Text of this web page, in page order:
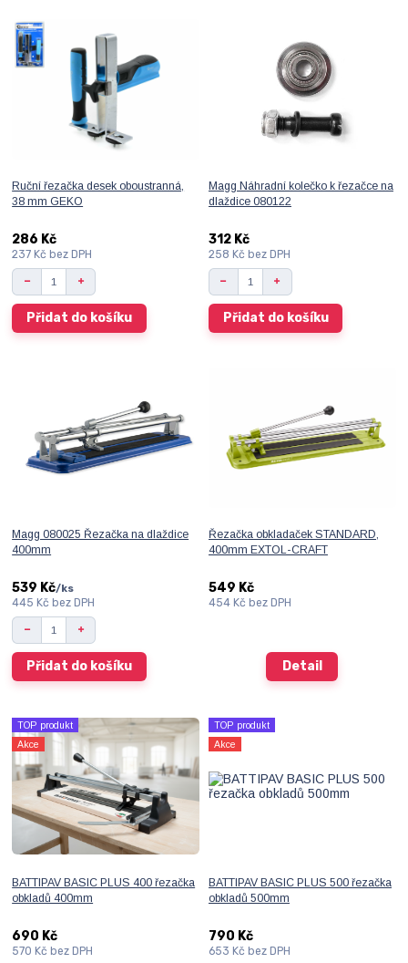
Ruční řezačka desek oboustranná,
38 mm GEKO
286 Kč
237 Kčbez DPH
Přidat do košíku
Magg Náhradní kolečko k řezačce na
dlaždice 080122
312 Kč
258 Kč bez DPH
Přidat do košíku
Magg 080025 Řezačka na dlaždice
400mm
539 Kč/ks
445 Kčbez DPH
Přidat do košíku
Řezačka obkladaček STANDARD,
400mm EXTOL-CRAFT
549 Kč
454 Kč bez DPH
Detail
TOP produkt
Akce
BATTIPAV BASIC PLUS 400 řezačka
obkladů 400mm
690 Kč
570 Kčbez DPH
TOP produkt
Akce
BATTIPAV BASIC PLUS 500 řezačka
obkladů 500mm
790 Kč
653 Kč bez DPH